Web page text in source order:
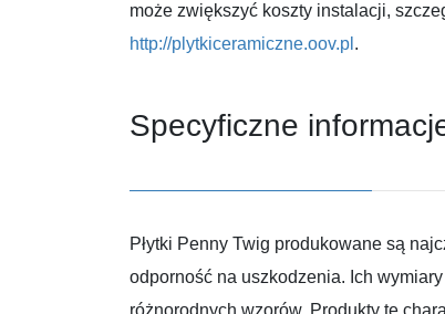
może zwiększyć koszty instalacji,
http://plytkiceramiczne.oov.pl .
Specyficzne
Płytki Penny Twig produkowane są
odporność na uszkodzenia. Ich